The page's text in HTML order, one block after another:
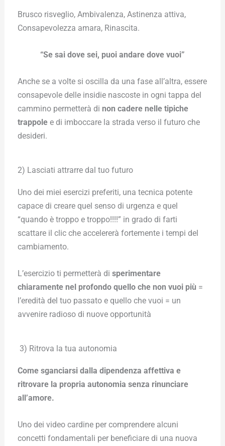
Brusco risveglio, Ambivalenza, Astinenza attiva,
Consapevolezza amara, Rinascita.
“Se sai dove sei, puoi andare dove vuoi”
Anche se a volte si oscilla da una fase all’altra, essere
consapevole delle insidie nascoste in ogni tappa del
cammino permetterà di non cadere nelle tipiche
trappolee di imboccare la strada verso il futuro che
desideri.
2) Lasciati attrarre dal tuo futuro
Uno dei miei esercizi preferiti, una tecnica potente
capace di creare quel senso di urgenza e quel
“quando è troppo e troppo!!!!” in grado di farti
scattare il clic che accelererà fortemente i tempi del
cambiamento.
L’esercizio ti permetterà di sperimentare
chiaramente nel profondo quello che non vuoi più =
l’eredità del tuo passato e quello che vuoi = un
avvenire radioso di nuove opportunità
3) Ritrova la tua autonomia
Come sganciarsi dalla dipendenza affettiva e
ritrovare la propria autonomia senza rinunciare
all’amore.
Uno dei video cardine per comprendere alcuni
concetti fondamentali per beneficiare di una nuova